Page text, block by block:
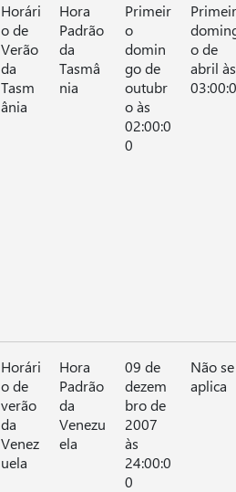
Horári
o de
Verão
da
Tasm
ânia
Hora
Padrão
da
Tasmâ
nia
Primeir
o
domin
go de
outubr
o às
02:00:0
0
o de
abril às
Horári
o de
verão
da
Venez
uela
Hora
Padrão
da
Venezu
ela
09 de
dezem
bro de
2007
às
24:00:0
0
Não se
aplica